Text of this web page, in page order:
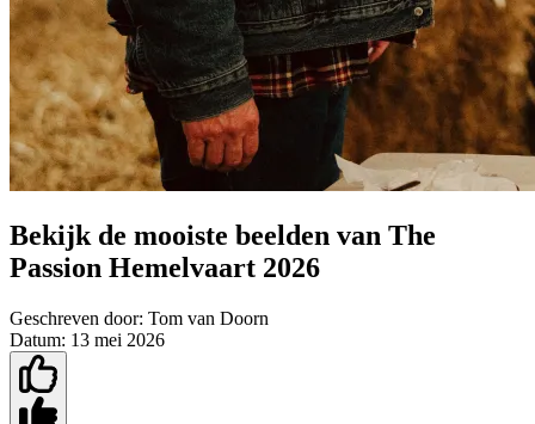
Bekijk de mooiste beelden van The
Passion Hemelvaart 2026
Geschreven door: Tom van Doorn
Datum: 13 mei 2026